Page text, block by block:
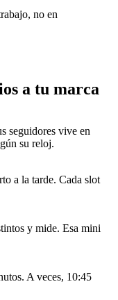
no en
a tu marca
seguidores vive en
su reloj.
a la tarde. Cada slot
y mide. Esa mini
A veces, 10:45